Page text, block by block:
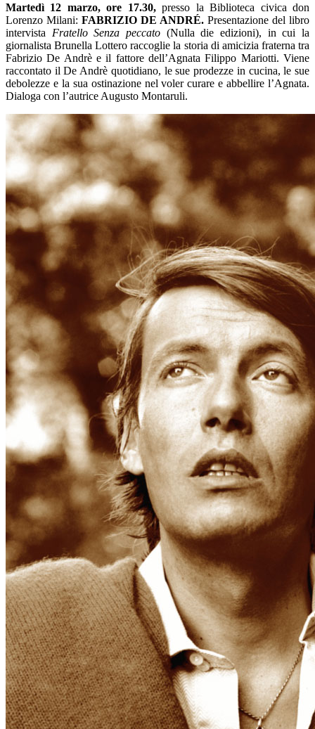
Martedì 12 marzo, ore 17.30,presso la Biblioteca civica don
Lorenzo Milani: FABRIZIO DE ANDRÉ. Presentazione del libro
intervista Fratello Senza peccato (Nulla die edizioni), in cui la
giornalista Brunella Lottero raccoglie la storia di amicizia fraterna tra
Fabrizio De Andrè e il fattore dell’Agnata Filippo Mariotti. Viene
raccontato il De Andrè quotidiano, le sue prodezze in cucina, le sue
debolezze e la sua ostinazione nel voler curare e abbellire l’Agnata.
Dialoga con l’autrice Augusto Montaruli.